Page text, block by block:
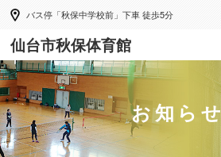
バス停「秋保中学校前」下車 徒歩5分
仙台市秋保体育館
お知らせ